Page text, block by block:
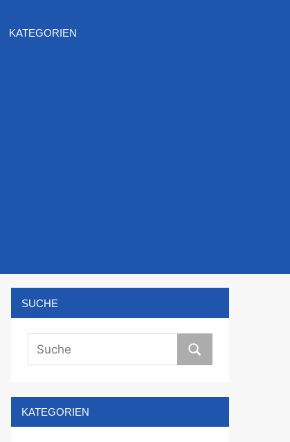
KATEGORIEN
SUCHE
KATEGORIEN